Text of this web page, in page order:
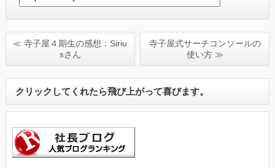
≪ 寺子屋４期生の感想：Siriu
sさん
寺子屋式サーチコンソールの
使い方 ≫
クリックしてくれたら飛び上がって喜びます。